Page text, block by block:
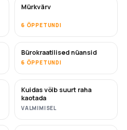
TULEMAS
Mürkvärv
6 ÕPPETUNDI
Bürokraatilised nüansid
6 ÕPPETUNDI
TULEMAS
Kuidas võib suurt raha
kaotada
VALMIMISEL